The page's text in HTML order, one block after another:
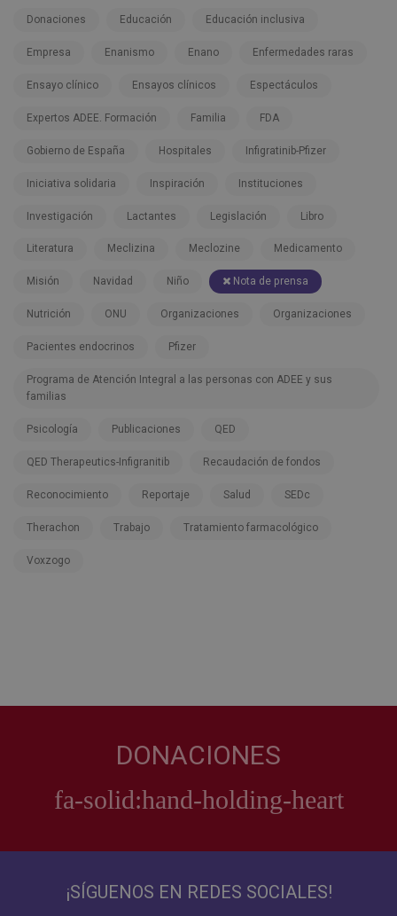
Donaciones Educación Educación inclusiva
Empresa Enanismo Enano Enfermedades raras
Ensayo clínico Ensayos clínicos Espectáculos
Expertos ADEE. Formación Familia FDA
Gobierno de España Hospitales Infigratinib-Pfizer
Iniciativa solidaria Inspiración Instituciones
Investigación Lactantes Legislación Libro
Literatura Meclizina Meclozine Medicamento
Misión Navidad Niño Nota de prensa
Nutrición ONU Organizaciones Organizaciones
Pacientes endocrinos Pfizer
Programa de Atención Integral a las personas con ADEE y sus
familias
Psicología Publicaciones QED
QED Therapeutics-Infigranitib Recaudación de fondos
Reconocimiento Reportaje Salud SEDc
Therachon Trabajo Tratamiento farmacológico
Voxzogo
DONACIONES
¡SÍGUENOS EN REDES SOCIALES!